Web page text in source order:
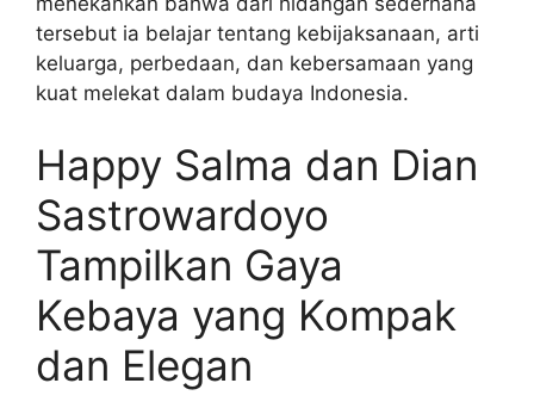
tersebut ia belajar tentang kebijaksanaan, arti
keluarga, perbedaan, dan kebersamaan yang
kuat melekat dalam budaya Indonesia.
Happy Salma dan Dian
Sastrowardoyo
Tampilkan Gaya
Kebaya yang Kompak
dan Elegan